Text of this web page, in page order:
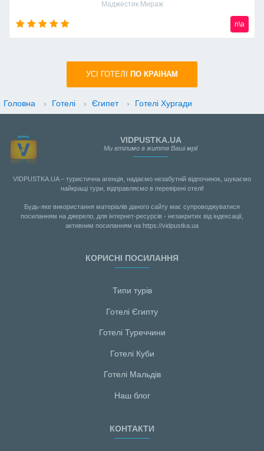
Маджестик Мираж
n\a
УСI ГОТЕЛІ ПО КРАIНАМ
Головна › Готелі › Єгипет › Готелі Хургади
VIDPUSTKA.UA
Ми втілимо в життя Ваші мрії
VIDPUSTKA.UA – туристична агенція, надаємо незабутній відпочинок, шукаємо
найкращі тури, відправляємо в перевірені отелі!
Будь-яке використання матеріалів даного сайту має супроводжуватися
посиланням на джерело, для інтернет-ресурсів - незакритих від індексації,
активним посиланням на https://vidpustka.ua
КОРИСНІ ПОСИЛАННЯ
Типи турів
Готелі Єгипту
Готелі Туреччини
Готелі Куби
Готелі Мальдiв
Наш блог
КОНТАКТИ